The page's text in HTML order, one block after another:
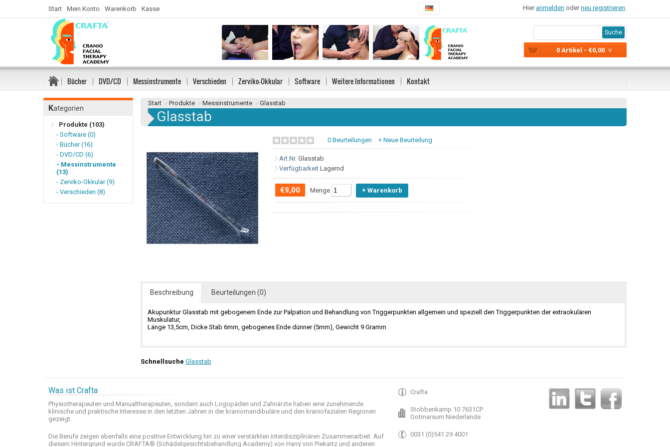
0 Artikel - €0,00
Suche
Start Mein Konto Warenkorb Kasse Hier anmelden oderneu registrieren.
Bücher DVD/CD Messinstrumente Verschieden Zerviko-Okkular Software Weitere Informationen Kontakt
Kategorien
Produkte (103)
- Software (0)
- Bücher (16)
- DVD/CD (6)
- Messinstrumente
(13)
- Zerviko-Okkular (9)
- Verschieden (8)
Start » Produkte » Messinstrumente » Glasstab
Glasstab
0 Beurteilungen + Neue Beurteilung
Art.Nr. Glasstab
Verfügbarkeit Lagernd
€9,00 Menge
Beschreibung Beurteilungen (0)
Akupunktur Glasstab mit gebogenem Ende zur Palpation und Behandlung von Triggerpunkten allgemein und speziell den Triggerpunkten der extraokulären
Muskulatur,
Länge 13,5cm, Dicke Stab 6mm, gebogenes Ende dünner (5mm), Gewicht 9 Gramm
Schnellsuche Glasstab
Was ist Crafta
Physiotherapeuten und Manualtherapeuten, sondern auch Logopäden und Zahnärzte haben eine zunehmende
klinische und praktische Interesse in den letzten Jahren in der kraniomandibuläre und den kraniofazialen Regionen
gezeigt.
Die Berufe zeigen ebenfalls eine positive Entwicklung hin zu einer verstärkten interdisziplinären Zusammenarbeit. Auf
diesem Hintergrund wurde CRAFTA® (Schädelgesichtsbehandlung Academy) von Harry von Piekartz und anderen
Crafta
Stobbenkamp 10 7631CP
Ootmarsum Niederlande
0031 (0)541 29 4001